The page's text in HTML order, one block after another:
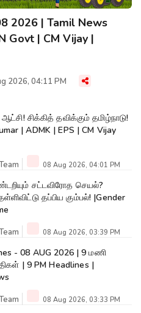
2026 | Tamil News
Govt | CM Vijay |
2026, 04:11 PM
சிக்கித் தவிக்கும் தமிழ்நாடு!
| ADMK | EPS | CM Vijay
08 Aug 2026, 04:01 PM
சட்டவிரோத செயல்?
தப்பிய கும்பல்! |Gender
08 Aug 2026, 03:39 PM
- 08 AUG 2026 | 9 மணி
| 9 PM Headlines |
08 Aug 2026, 03:33 PM